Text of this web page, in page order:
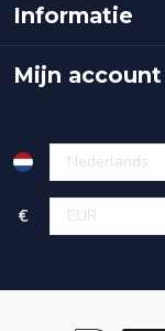
Informatie
Mijn account
€